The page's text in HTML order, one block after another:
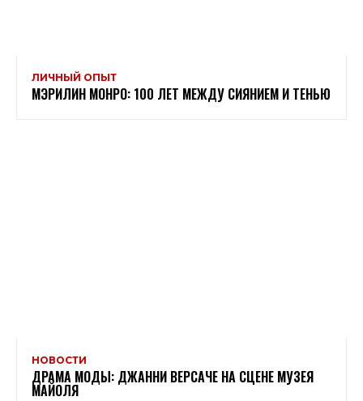
ЛИЧНЫЙ ОПЫТ
МЭРИЛИН МОНРО: 100 ЛЕТ МЕЖДУ СИЯНИЕМ И ТЕНЬЮ
НОВОСТИ
ДРАМА МОДЫ: ДЖАННИ ВЕРСАЧЕ НА СЦЕНЕ МУЗЕЯ
МАЙОЛЯ